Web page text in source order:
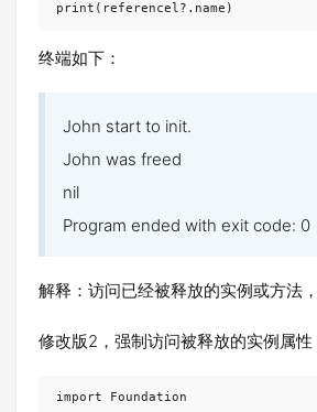
print(referencel?.name)
终端如下：
John start to init.
John was freed
nil
Program ended with exit code: 0
解释：访问已经被释放的实例或方法
修改版2，强制访问被释放的实例属性
import Foundation